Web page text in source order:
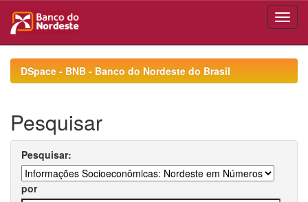
navigationDSpace - BNB - Banco do Nordeste do Brasil
Pesquisar
Pesquisar:
por